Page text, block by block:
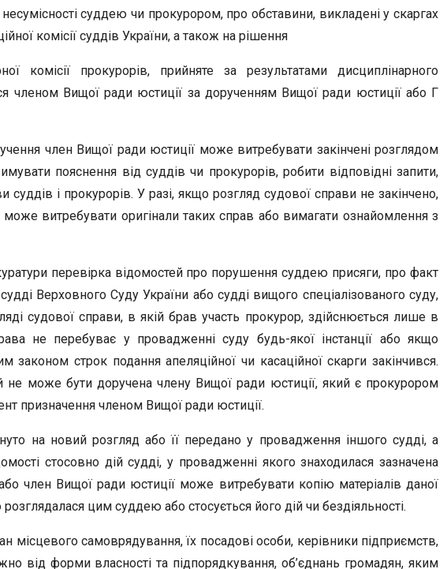
суддею чи прокурором, про обставини, викладені у скаргах
комісії суддів України, а також на рішення
комісії прокурорів, прийняте за результатами дисциплінарного
членом Вищої ради юстиції за дорученням Вищої ради юстиції або Г
член Вищої ради юстиції може витребувати закінчені розглядом
пояснення від суддів чи прокурорів, робити відповідні запити,
суддів і прокурорів. У разі, якщо розгляд судової справи не закінчено,
витребувати оригінали таких справ або вимагати ознайомлення з
перевірка відомостей про порушення суддею присяги, про факт
Верховного Суду України або судді вищого спеціалізованого суду,
судової справи, в якій брав участь прокурор, здійснюється лише в
не перебуває у провадженні суду будь-якої інстанції або якщо
законом строк подання апеляційної чи касаційної скарги закінчився.
не може бути доручена члену Вищої ради юстиції, який є прокурором
призначення членом Вищої ради юстиції.
на новий розгляд або її передано у провадження іншого судді, а
стосовно дій судді, у провадженні якого знаходилася зазначена
член Вищої ради юстиції може витребувати копію матеріалів даної
цим суддею або стосується його дій чи бездіяльності.
місцевого самоврядування, їх посадові особи, керівники підприємств,
від форми власності та підпорядкування, об’єднань громадян, яким